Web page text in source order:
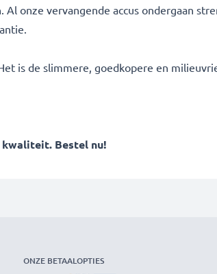
onze vervangende accus ondergaan
is de slimmere, goedkopere en
kwaliteit. Bestel nu!
ONZE BETAALOPTIES